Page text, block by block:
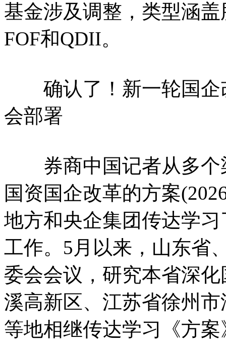
基金涉及调整，类型涵
FOF和QDII。
确认了！新一轮国企
会部署
券商中国记者从多个
国资国企改革的方案
地方和央企集团传达学
工作。5月以来，山东省
委会会议，研究本省深
溪高新区、江苏省徐州
等地相继传达学习《方案